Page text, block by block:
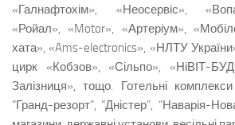
«Галнафтохім», «Неосервіс»,
«Ройал», «Motor», «Артеріум»,
хата», «Ams-electronics», «НЛТУ
цирк «Кобзов», «Сільпо», «НіВІТ-
Залізниця», тощо. Готельні
“Гранд-резорт”, “Дністер”, “Наварія-